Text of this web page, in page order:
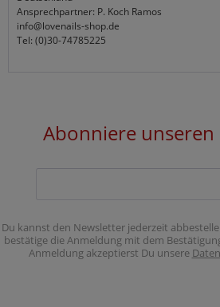
Ansprechpartner: P. Koch Ramos
info@lovenails-shop.de
Tel: (0)30-74785225
Abonniere
Du kannst den Newsletter jederzeit
bestätige die Anmeldung mit dem
Anmeldung akzeptierst Du unsere